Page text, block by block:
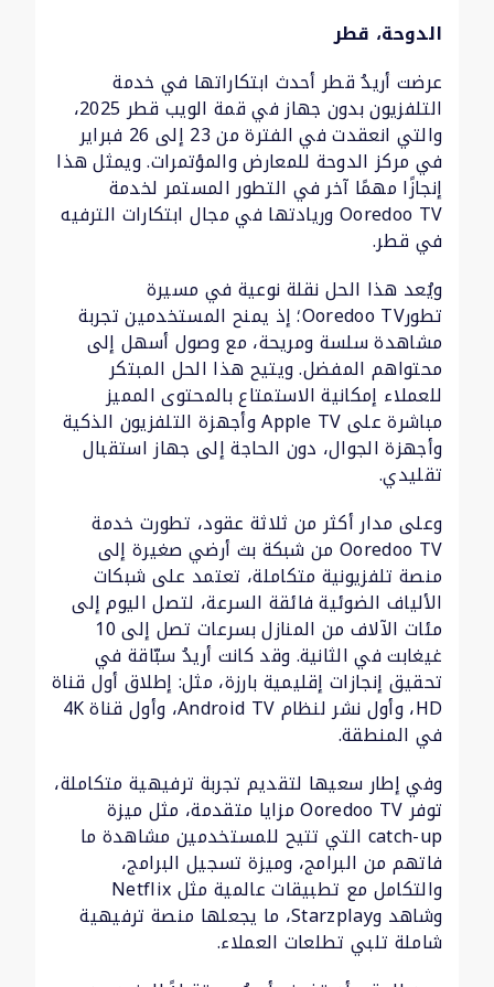
الدوحة، قطر
عرضت أريدُ قطر أحدث ابتكاراتها في خدمة
التلفزيون بدون جهاز في قمة الويب قطر 2025،
والتي انعقدت في الفترة من 23 إلى 26 فبراير
في مركز الدوحة للمعارض والمؤتمرات. ويمثل هذا
إنجازًا مهمًا آخر في التطور المستمر لخدمة
Ooredoo TV وريادتها في مجال ابتكارات الترفيه
في قطر.
ويُعد هذا الحل نقلة نوعية في مسيرة
تطورOoredoo TV؛ إذ يمنح المستخدمين تجربة
مشاهدة سلسة ومريحة، مع وصول أسهل إلى
محتواهم المفضل. ويتيح هذا الحل المبتكر
للعملاء إمكانية الاستمتاع بالمحتوى المميز
مباشرة على Apple TV وأجهزة التلفزيون الذكية
وأجهزة الجوال، دون الحاجة إلى جهاز استقبال
تقليدي.
وعلى مدار أكثر من ثلاثة عقود، تطورت خدمة
Ooredoo TV من شبكة بث أرضي صغيرة إلى
منصة تلفزيونية متكاملة، تعتمد على شبكات
الألياف الضوئية فائقة السرعة، لتصل اليوم إلى
مئات الآلاف من المنازل بسرعات تصل إلى 10
غيغابت في الثانية. وقد كانت أريدُ سبّاقة في
تحقيق إنجازات إقليمية بارزة، مثل: إطلاق أول قناة
HD، وأول نشر لنظام Android TV، وأول قناة 4K
في المنطقة.
وفي إطار سعيها لتقديم تجربة ترفيهية متكاملة،
توفر Ooredoo TV مزايا متقدمة، مثل ميزة
catch-up التي تتيح للمستخدمين مشاهدة ما
فاتهم من البرامج، وميزة تسجيل البرامج،
والتكامل مع تطبيقات عالمية مثل Netflix
وشاهد وStarzplay، ما يجعلها منصة ترفيهية
شاملة تلبي تطلعات العملاء.